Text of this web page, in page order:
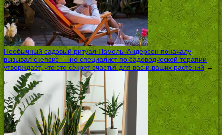
Необычный садовый ритуал Памелы Андерсон поначалу
вызывал скепсис — но специалист по садоводческой терапии
утверждает, что это секрет счастья для вас и ваших растений →